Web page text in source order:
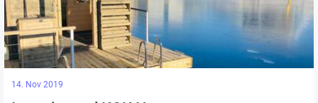
14. Nov 2019